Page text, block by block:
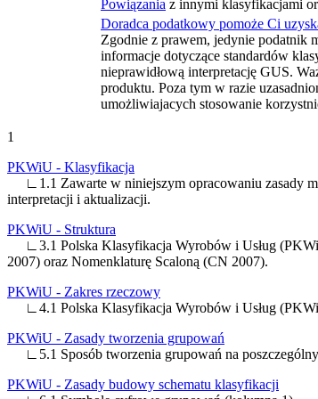
Powiązania z innymi klasyfikacjami
Doradca podatkowy pomoże Ci
Zgodnie z prawem, jedynie podatnik
informacje dotyczące standardów
nieprawidłową interpretację GUS.
produktu. Poza tym w razie
umożliwiajacych stosowanie
1
PKWiU - Klasyfikacja
∟1.1 Zawarte w niniejszym opracowaniu zasady
interpretacji i aktualizacji.
PKWiU - Struktura
∟3.1 Polska Klasyfikacja Wyrobów i Usług
2007) oraz Nomenklaturę Scaloną (CN 2007).
PKWiU - Zakres rzeczowy
∟4.1 Polska Klasyfikacja Wyrobów i Usług
PKWiU - Zasady tworzenia grupowań
∟5.1 Sposób tworzenia grupowań na
PKWiU - Zasady budowy schematu klasyfikacji